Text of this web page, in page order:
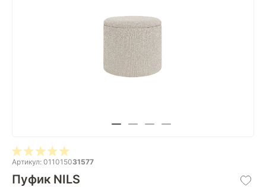
Артикул: 011015031577
Пуфик NILS